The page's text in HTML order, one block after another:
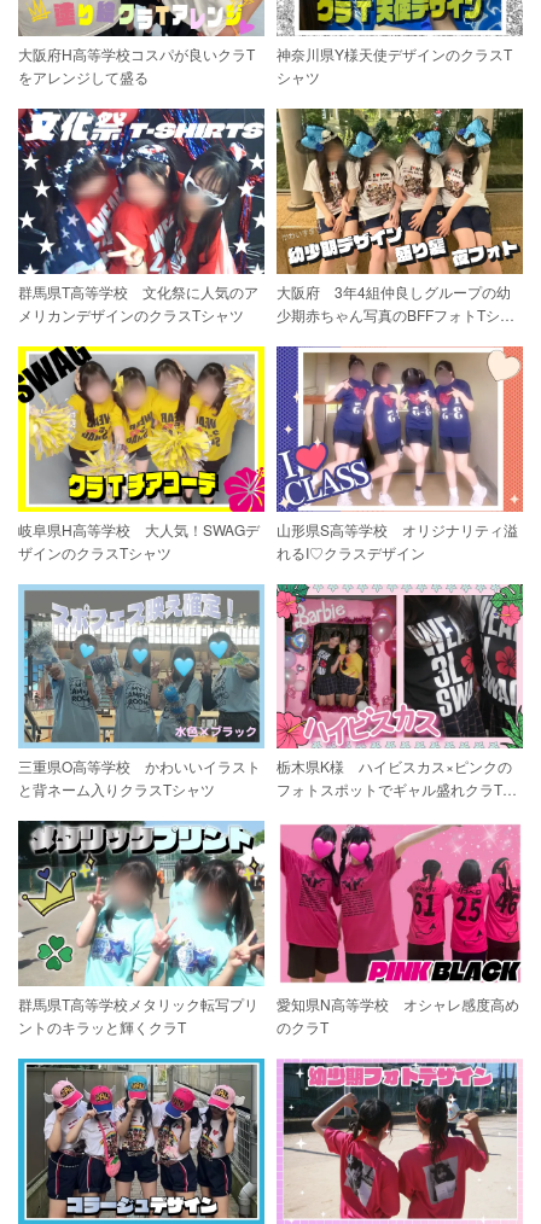
大阪府H高等学校コスパが良いクラT
をアレンジして盛る
神奈川県Y様天使デザインのクラスT
シャツ
群馬県T高等学校 文化祭に人気のア
メリカンデザインのクラスTシャツ
大阪府 3年4組仲良しグループの幼
少期赤ちゃん写真のBFFフォトTシャ
岐阜県H高等学校 大人気！SWAGデ
ザインのクラスTシャツ
山形県S高等学校 オリジナリティ溢
れるI♡クラスデザイン
三重県O高等学校 かわいいイラスト
と背ネーム入りクラスTシャツ
栃木県K様 ハイビスカス×ピンクの
フォトスポットでギャル盛れクラTで
群馬県T高等学校メタリック転写プリ
ントのキラッと輝くクラT
愛知県N高等学校 オシャレ感度高め
のクラT